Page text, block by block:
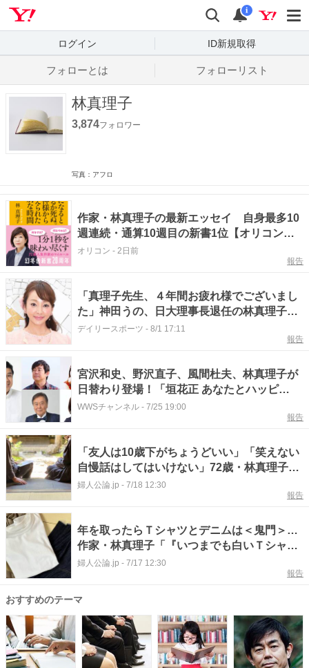
検索
通知
i
ログイン ID新規取得
フォローとは フォローリスト
林真理子
3,874フォロワー
写真：アフロ
作家・林真理子の最新エッセイ 自身最多10
週連続・通算10週目の新書1位【オリコンラ
ンキング】
オリコン - 2日前
報告
「真理子先生、４年間お疲れ様でございまし
た」神田うの、日大理事長退任の林真理子氏
を労う 華やかお疲れ様会
デイリースポーツ - 8/1 17:11
報告
宮沢和史、野沢直子、風間杜夫、林真理子が
日替わり登場！「垣花正 あなたとハッピ
ー！」でエンタメフェス
WWSチャンネル - 7/25 19:00
報告
「友人は10歳下がちょうどいい」「笑えない
自慢話はしてはいけない」72歳・林真理子が
語る70代の人づきあい術
婦人公論.jp - 7/18 12:30
報告
年を取ったらＴシャツとデニムは＜鬼門＞…
作家・林真理子「『いつまでも白いＴシャツ
が似合うあなた』は幻想にすぎない」
婦人公論.jp - 7/17 12:30
報告
おすすめのテーマ